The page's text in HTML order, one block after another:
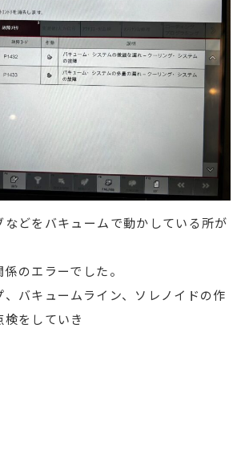
などをバキュームで動かしている所が
のエラーでした。
バキュームライン、ソレノイドの作
をしていき